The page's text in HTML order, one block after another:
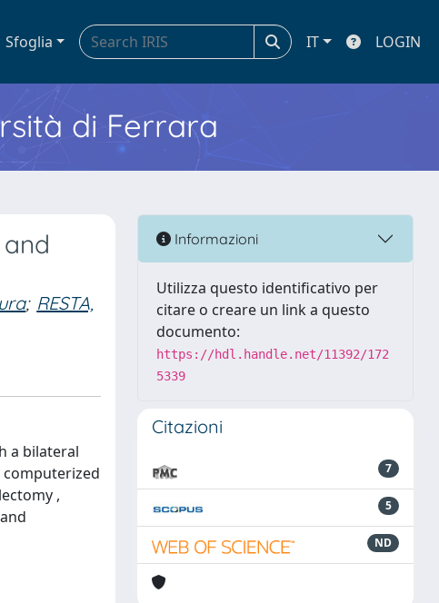
Sfoglia IT LOGIN
di Ferrara
; RESTA,
a bilateral
,
Informazioni
Utilizza questo identificativo per
citare o creare un link a questo
documento:
https://hdl.handle.net/11392/172
5339
Citazioni
7
5
ND